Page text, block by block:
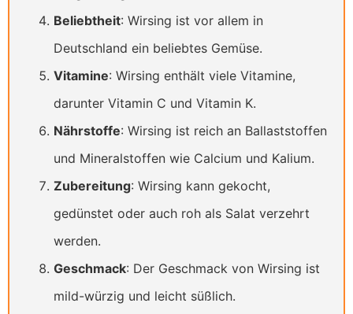
Beliebtheit: Wirsing ist vor allem in
Deutschland ein beliebtes Gemüse.
Vitamine: Wirsing enthält viele Vitamine,
darunter Vitamin C und Vitamin K.
Nährstoffe: Wirsing ist reich an Ballaststoffen
und Mineralstoffen wie Calcium und Kalium.
Zubereitung: Wirsing kann gekocht,
gedünstet oder auch roh als Salat verzehrt
werden.
Geschmack: Der Geschmack von Wirsing ist
mild-würzig und leicht süßlich.